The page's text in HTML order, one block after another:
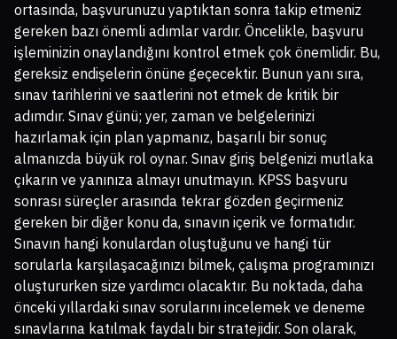
ortasında, başvurunuzu yaptıktan sonra takip etmeniz
gereken bazı önemli adımlar vardır. Öncelikle, başvuru
işleminizin onaylandığını kontrol etmek çok önemlidir. Bu,
gereksiz endişelerin önüne geçecektir. Bunun yanı sıra,
sınav tarihlerini ve saatlerini not etmek de kritik bir
adımdır. Sınav günü; yer, zaman ve belgelerinizi
hazırlamak için plan yapmanız, başarılı bir sonuç
almanızda büyük rol oynar. Sınav giriş belgenizi mutlaka
çıkarın ve yanınıza almayı unutmayın. KPSS başvuru
sonrası süreçler arasında tekrar gözden geçirmeniz
gereken bir diğer konu da, sınavın içerik ve formatıdır.
Sınavın hangi konulardan oluştuğunu ve hangi tür
sorularla karşılaşacağınızı bilmek, çalışma programınızı
oluştururken size yardımcı olacaktır. Bu noktada, daha
önceki yıllardaki sınav sorularını incelemek ve deneme
sınavlarına katılmak faydalı bir stratejidir. Son olarak,